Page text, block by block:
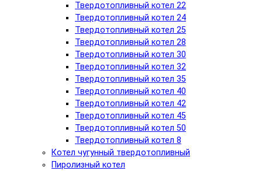
Твердотопливный котел 22
Твердотопливный котел 24
Твердотопливный котел 25
Твердотопливный котел 28
Твердотопливный котел 30
Твердотопливный котел 32
Твердотопливный котел 35
Твердотопливный котел 40
Твердотопливный котел 42
Твердотопливный котел 45
Твердотопливный котел 50
Твердотопливный котел 8
Котел чугунный твердотопливный
Пиролизный котел